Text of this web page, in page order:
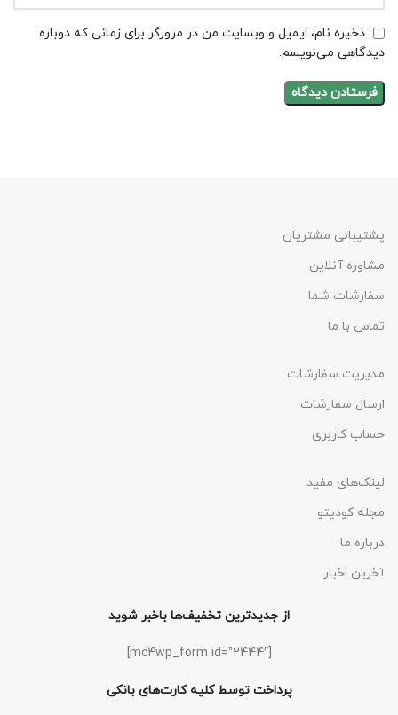
ذخیره نام، ایمیل و وبسایت من در مرورگر برای زمانی که دوباره
دیدگاهی می‌نویسم.
پشتیبانی مشتریان
مشاوره آنلاین
سفارشات شما
تماس با ما
مدیریت سفارشات
ارسال سفارشات
حساب کاربری
لینک‌های مفید
مجله کودیتو
درباره ما
آخرین اخبار
از جدیدترین تخفیف‌ها باخبر شوید
[mc4wp_form id=”2444″]
پرداخت توسط کلیه کارت‌های بانکی